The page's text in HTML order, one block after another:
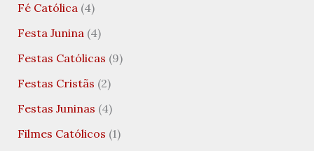
Fé Católica(4)
Festa Junina(4)
Festas Católicas (9)
Festas Cristãs (2)
Festas Juninas (4)
Filmes Católicos (1)